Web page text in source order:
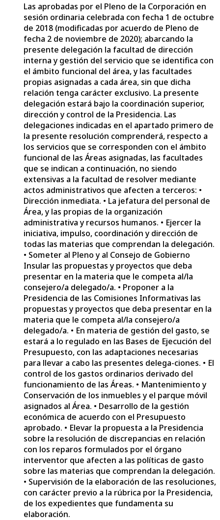
Las aprobadas por el Pleno de la Corporación en
sesión ordinaria celebrada con fecha 1 de octubre
de 2018 (modificadas por acuerdo de Pleno de
fecha 2 de noviembre de 2020); abarcando la
presente delegación la facultad de dirección
interna y gestión del servicio que se identifica con
el ámbito funcional del área, y las facultades
propias asignadas a cada área, sin que dicha
relación tenga carácter exclusivo. La presente
delegación estará bajo la coordinación superior,
dirección y control de la Presidencia. Las
delegaciones indicadas en el apartado primero de
la presente resolución comprenderá, respecto a
los servicios que se corresponden con el ámbito
funcional de las Áreas asignadas, las facultades
que se indican a continuación, no siendo
extensivas a la facultad de resolver mediante
actos administrativos que afecten a terceros: •
Dirección inmediata. • La jefatura del personal de
Área, y las propias de la organización
administrativa y recursos humanos. • Ejercer la
iniciativa, impulso, coordinación y dirección de
todas las materias que comprendan la delegación.
• Someter al Pleno y al Consejo de Gobierno
Insular las propuestas y proyectos que deba
presentar en la materia que le competa al/la
consejero/a delegado/a. • Proponer a la
Presidencia de las Comisiones Informativas las
propuestas y proyectos que deba presentar en la
materia que le competa al/la consejero/a
delegado/a. • En materia de gestión del gasto, se
estará a lo regulado en las Bases de Ejecución del
Presupuesto, con las adaptaciones necesarias
para llevar a cabo las presentes delega-ciones. • El
control de los gastos ordinarios derivado del
funcionamiento de las Áreas. • Mantenimiento y
Conservación de los inmuebles y el parque móvil
asignados al Área. • Desarrollo de la gestión
económica de acuerdo con el Presupuesto
aprobado. • Elevar la propuesta a la Presidencia
sobre la resolución de discrepancias en relación
con los reparos formulados por el órgano
interventor que afecten a las políticas de gasto
sobre las materias que comprendan la delegación.
• Supervisión de la elaboración de las resoluciones,
con carácter previo a la rúbrica por la Presidencia,
de los expedientes que fundamenta su
elaboración.